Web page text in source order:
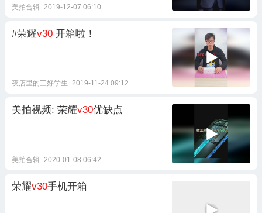
美拍合辑 2019-12-07 06:10
#荣耀v30 开箱啦！
夜店里的三好学生 2019-11-24 09:12
美拍视频: 荣耀v30优缺点
美拍合辑 2020-01-08 06:42
荣耀v30手机开箱